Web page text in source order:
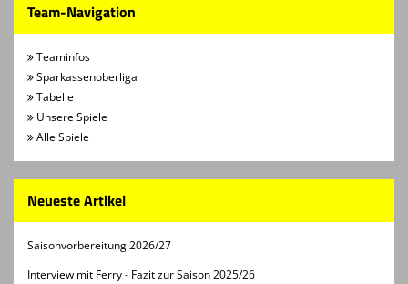
Team-Navigation
Teaminfos
Sparkassenoberliga
Tabelle
Unsere Spiele
Alle Spiele
Neueste Artikel
Saisonvorbereitung 2026/27
Interview mit Ferry - Fazit zur Saison 2025/26